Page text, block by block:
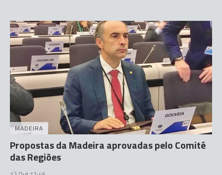
MADEIRA
Propostas da Madeira aprovadas pelo Comité
das Regiões